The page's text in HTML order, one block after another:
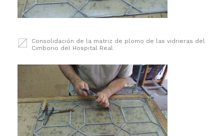
Consolidación de la matriz de plomo de las vidrieras del
Cimborio del Hospital Real